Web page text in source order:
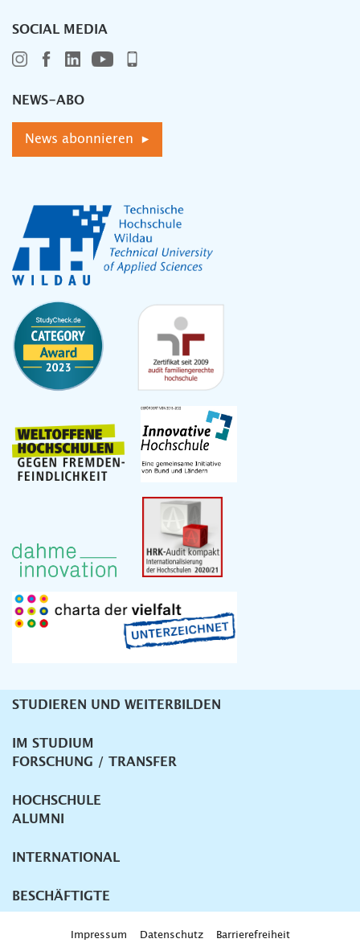
SOCIAL MEDIA
NEWS-ABO
News abonnieren ▸
Unternavigation
STUDIEREN UND WEITERBILDEN
IM STUDIUM
FORSCHUNG / TRANSFER
HOCHSCHULE
ALUMNI
INTERNATIONAL
BESCHÄFTIGTE
Impressum Datenschutz Barrierefreiheit